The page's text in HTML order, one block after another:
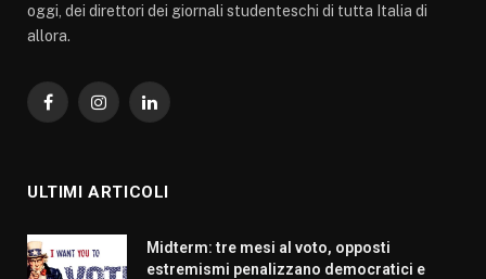
oggi, dei direttori dei giornali studenteschi di tutta Italia di
allora.
FacebookInstagramLinkedIn
ULTIMI ARTICOLI
Midterm: tre mesi al voto, opposti
estremismi penalizzano democratici e